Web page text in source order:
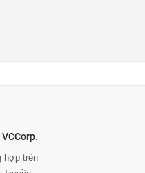
hợp trên